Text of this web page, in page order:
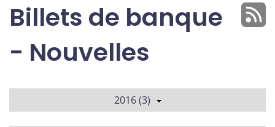
Billets de banque
- Nouvelles
2016 (3)